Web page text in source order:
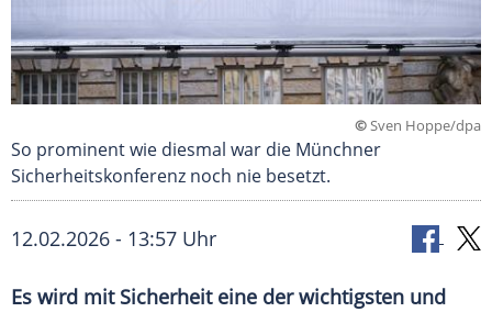
©Sven Hoppe/dpa
So prominent wie diesmal war die Münchner
Sicherheitskonferenz noch nie besetzt.
12.02.2026 - 13:57 Uhr
Es wird mit Sicherheit eine der wichtigsten und